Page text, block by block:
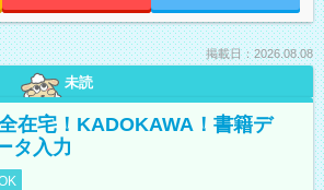
掲載日：2026.08.08
未読
在宅！KADOKAWA！書籍デ
タ入力